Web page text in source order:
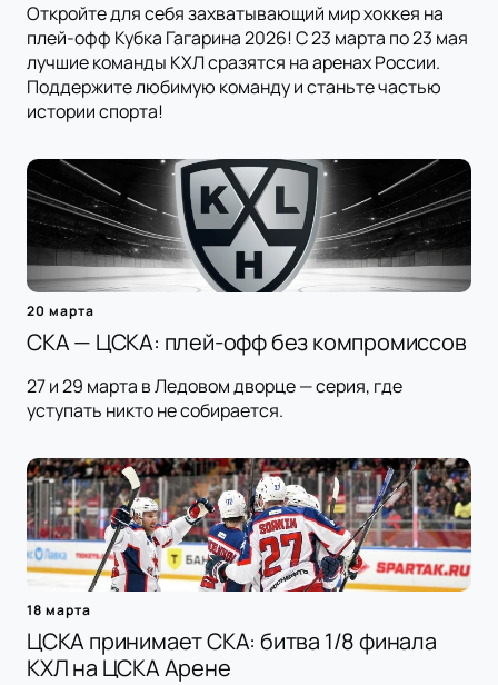
Откройте для себя захватывающий мир хоккея на
плей-офф Кубка Гагарина 2026! С 23 марта по 23 мая
лучшие команды КХЛ сразятся на аренах России.
Поддержите любимую команду и станьте частью
истории спорта!
20 марта
СКА — ЦСКА: плей-офф без компромиссов
27 и 29 марта в Ледовом дворце — серия, где
уступать никто не собирается.
18 марта
ЦСКА принимает СКА: битва 1/8 финала
КХЛ на ЦСКА Арене